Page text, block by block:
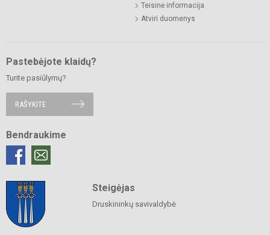
Teisinė informacija
Atviri duomenys
Pastebėjote klaidų?
Turite pasiūlymų?
RAŠYKITE
Bendraukime
Steigėjas
Druskininkų savivaldybė